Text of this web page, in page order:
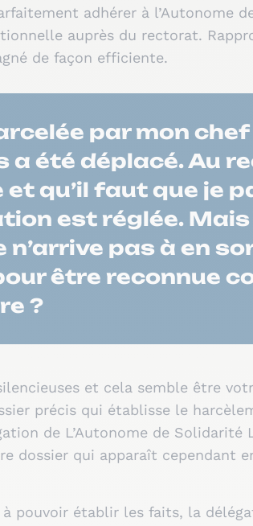
adhérer à l’Autonome
auprès du rectorat.
de façon efficiente.
par mon
été déplacé. Au
et qu’il faut que je
est réglée.
pas à en
être reconnue
?
et cela semble être
précis qui établisse le
de L’Autonome de
dossier qui apparaît cependant
pouvoir établir les faits, la